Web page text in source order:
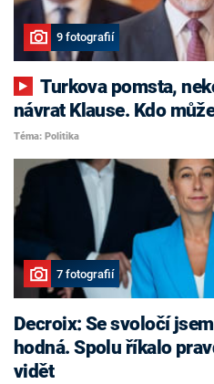
9 fotografií
Turkova pomsta, nekonfliktní Havlíček i
návrat Klause. Kdo
Téma: Politika
7 fotografií
Decroix: Se svoločí
hodná. Spolu říkalo
vidět